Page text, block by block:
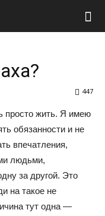
447
просто жить. Я имею
обязанности и не
впечатления,
людьми,
за другой. Это
на такое не
тут одна —